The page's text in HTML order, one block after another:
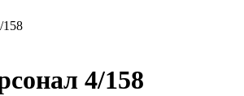
4/158